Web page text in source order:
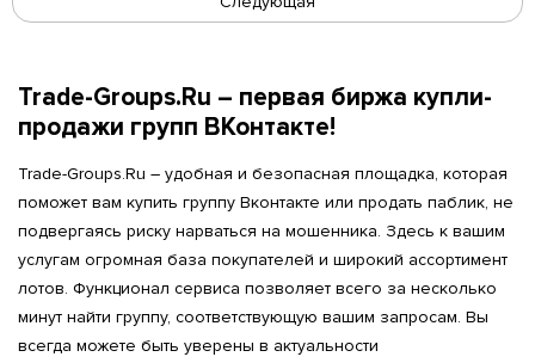
Trade-Groups.Ru – первая биржа купли-
продажи групп ВКонтакте!
Trade-Groups.Ru – удобная и безопасная площадка, которая
поможет вам купить группу Вконтакте или продать паблик, не
подвергаясь риску нарваться на мошенника. Здесь к вашим
услугам огромная база покупателей и широкий ассортимент
лотов. Функционал сервиса позволяет всего за несколько
минут найти группу, соответствующую вашим запросам. Вы
всегда можете быть уверены в актуальности